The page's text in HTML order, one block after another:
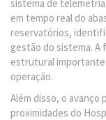
sistema de
em tempo real do
reservatórios,
gestão do sistema. A
estrutural importante
operação.
Além disso, o avanço
proximidades do